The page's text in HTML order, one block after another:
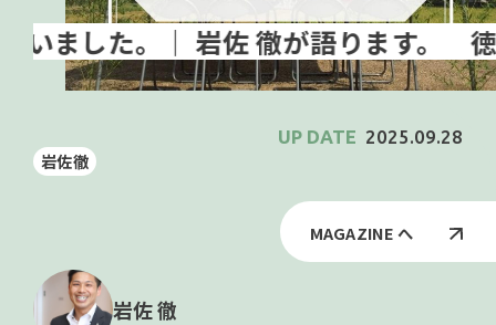
岩佐徹
2025.09.28
MAGAZINE へ
岩佐 徹